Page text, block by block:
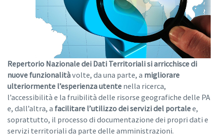
Repertorio Nazionale dei Dati Territoriali si arricchisce di
nuove funzionalitàvolte, da una parte, a migliorare
ulteriormente l’esperienza utente nella ricerca,
l’accessibilità e la fruibilità delle risorse geografiche delle PA
e, dall’altra, a facilitare l’utilizzo dei servizi del portalee,
soprattutto, il processo di documentazione dei propri dati e
servizi territoriali da parte delle amministrazioni.